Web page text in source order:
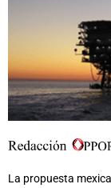
La propuesta